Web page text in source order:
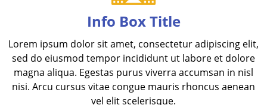
Info Box Title
Lorem ipsum dolor sit amet, consectetur adipiscing elit,
sed do eiusmod tempor incididunt ut labore et dolore
magna aliqua. Egestas purus viverra accumsan in nisl
nisi. Arcu cursus vitae congue mauris rhoncus aenean
vel elit scelerisque.